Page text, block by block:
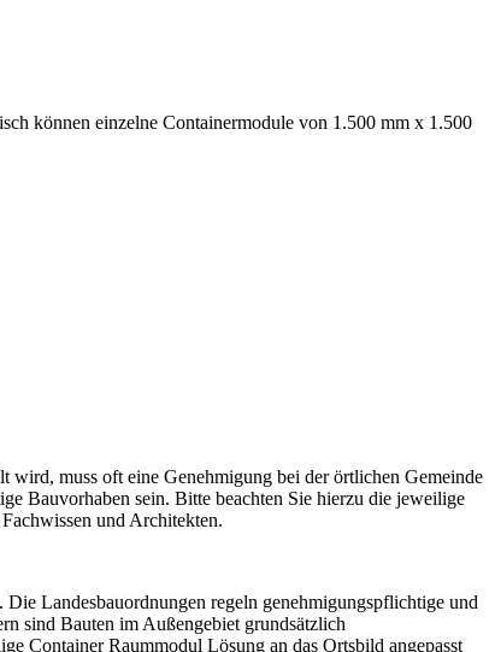
können einzelne Containermodule von 1.500 mm x 1.500
wird, muss oft eine Genehmigung bei der örtlichen Gemeinde
Bauvorhaben sein. Bitte beachten Sie hierzu die jeweilige
und Architekten.
Landesbauordnungen regeln genehmigungspflichtige und
sind Bauten im Außengebiet grundsätzlich
Container Raummodul Lösung an das Ortsbild angepasst